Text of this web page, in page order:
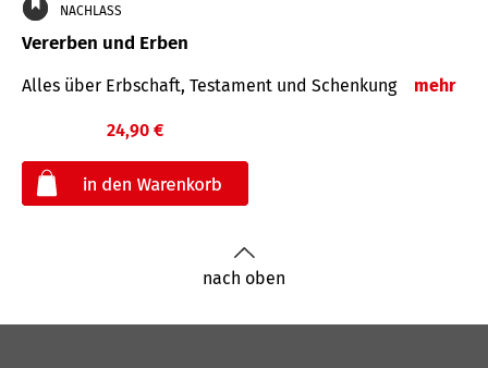
NACHLASS
Vererben und Erben
Alles über Erbschaft, Testament und Schenkung mehr
24,90 €
nach oben